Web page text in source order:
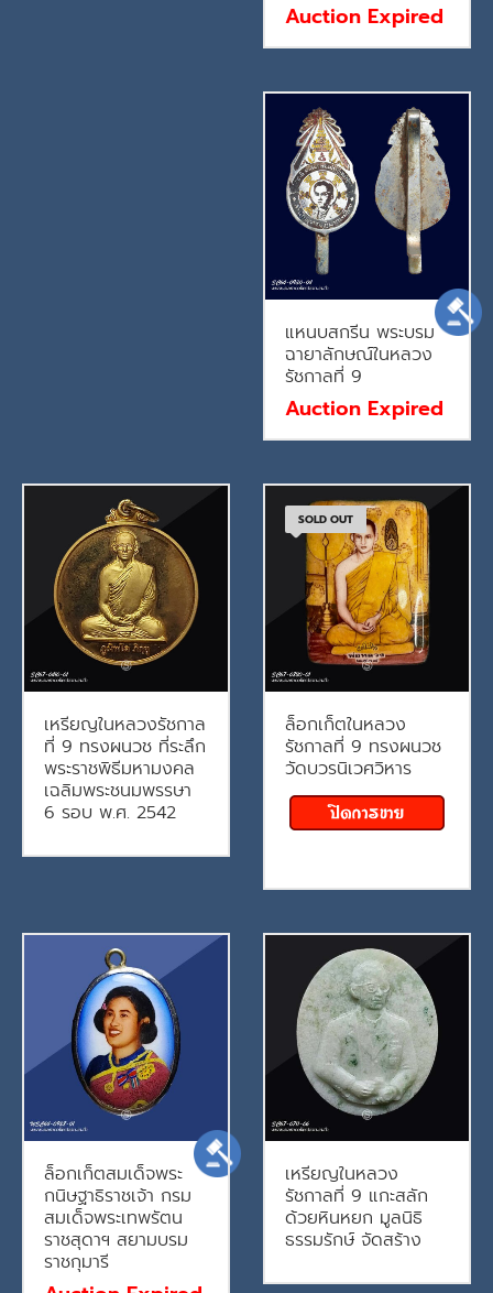
Auction Expired
แหนบสกรีน พระบรม
ฉายาลักษณ์ในหลวง
รัชกาลที่ 9
Auction Expired
เหรียญในหลวงรัชกาล
ที่ 9 ทรงผนวช ที่ระลึก
พระราชพิธีมหามงคล
เฉลิมพระชนมพรรษา
6 รอบ พ.ศ. 2542
SOLD OUT
ล็อกเก็ตในหลวง
รัชกาลที่ 9 ทรงผนวช
วัดบวรนิเวศวิหาร
ล็อกเก็ตสมเด็จพระ
กนิษฐาธิราชเจ้า กรม
สมเด็จพระเทพรัตน
ราชสุดาฯ สยามบรม
ราชกุมารี
เหรียญในหลวง
รัชกาลที่ 9 แกะสลัก
ด้วยหินหยก มูลนิธิ
ธรรมรักษ์ จัดสร้าง